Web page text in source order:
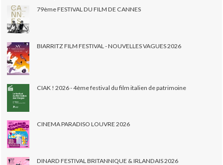
79ème FESTIVAL DU FILM DE CANNES
BIARRITZ FILM FESTIVAL - NOUVELLES VAGUES 2026
CIAK ! 2026 - 4ème festival du film italien de patrimoine
CINEMA PARADISO LOUVRE 2026
DINARD FESTIVAL BRITANNIQUE & IRLANDAIS 2026